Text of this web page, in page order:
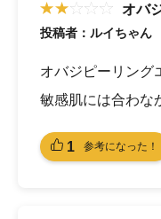
オバ
投稿者：ルイちゃん
オバジピーリング
敏感肌には合わな
1 参考になった！